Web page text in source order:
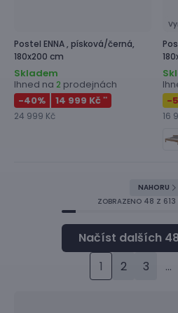
Postel ENNA , písková/černá,
180x200 cm
Skladem
Ihned na 2 prodejnách
-40% 14 999 Kč **
24 999 Kč
-
16
NAHORU
ZOBRAZENO 48 Z 613
1 2 3 ...